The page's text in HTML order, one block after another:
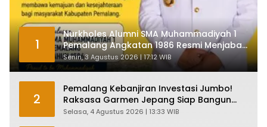
1
Nurkholes Alumni SMA Muhammadiyah 1
Pemalang Angkatan 1986 Resmi Menjabat
Plt Bupati, Inilah Pesan Ketua Asmam 86
Senin, 3 Agustus 2026 | 17:12 WIB
2
Pemalang Kebanjiran Investasi Jumbo!
Raksasa Garmen Jepang Siap Bangun
Pabrik dan Serap Ribuan Tenaga Kerja
Selasa, 4 Agustus 2026 | 13:33 WIB